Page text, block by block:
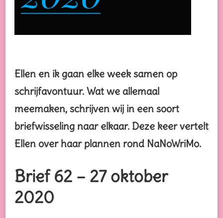
Ellen en ik gaan elke week samen op
schrijfavontuur. Wat we allemaal
meemaken, schrijven wij in een soort
briefwisseling naar elkaar. Deze keer vertelt
Ellen over haar plannen rond NaNoWriMo.
Brief 62 – 27 oktober
2020